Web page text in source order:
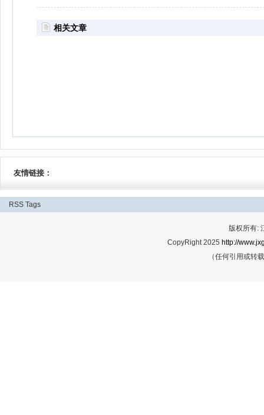
相关文章
友情链接：
RSS Tags
版权所有:
CopyRight 2025 http://
（任何引用或转